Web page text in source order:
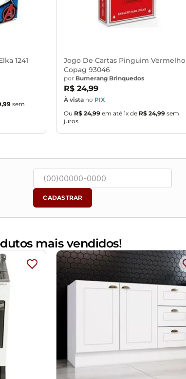
1241
,99 sem
Jogo De Cartas Pinguim Vermelho
Copag 93046
por Bumerang Brinquedos
R$ 24,99
À vista no PIX
Ou R$ 24,99 em até 1x de R$ 24,99 sem
juros
CADASTRAR
mais vendidos!